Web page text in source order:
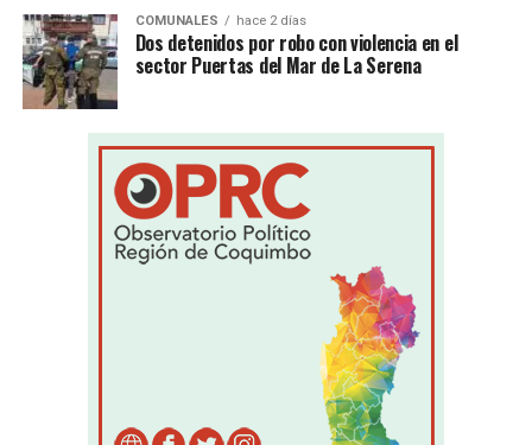
COMUNALES hace 2 días
Dos detenidos por robo con violencia en el
sector Puertas del Mar de La Serena